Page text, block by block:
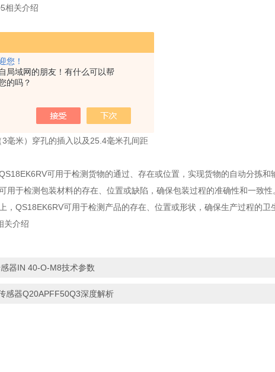
您！
局域网的朋友！有什么可以帮
的吗？
毫米）穿孔的插入以及25.4毫米孔间距
可用于检测货物的通过、存在或位置，实现货物的自动分拣和
用于检测包装材料的存在、位置或缺陷，确保包装过程的准确性和一致性
，QS18EK6RV可用于检测产品的存在、位置或形状，确保生产过程的卫
关介绍
器IN 40-O-M8技术参数
感器Q20APFF50Q3深度解析